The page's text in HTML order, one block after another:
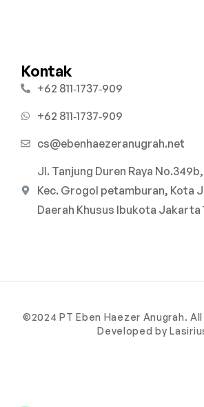
Kontak
‪+62 811‑1737‑909‬
‪+62 811‑1737‑909‬
cs@ebenhaezeranugrah.net
Jl. Tanjung Duren Raya
Kec. Grogol petamburan, Kota
Daerah Khusus Ibukota Jakarta
©2024 PT Eben Haezer Anugrah.
Developed by